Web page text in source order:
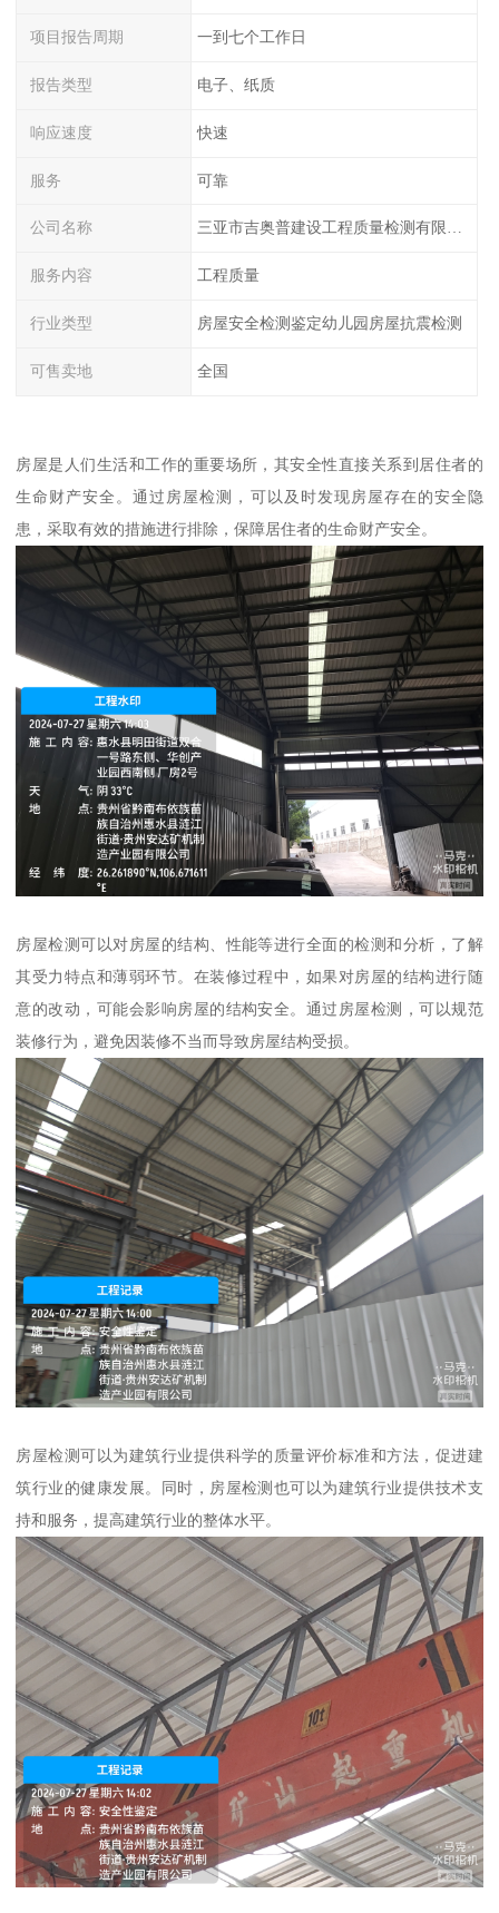
项目报告周期 一到七个工作日
报告类型 电子、纸质
响应速度 快速
服务 可靠
公司名称 三亚市吉奥普建设工程质量检测有限公司陕西分公司
服务内容 工程质量
行业类型 房屋安全检测鉴定幼儿园房屋抗震检测
可售卖地 全国
房屋是人们生活和工作的重要场所，其安全性直接关系到居住者的
生命财产安全。通过房屋检测，可以及时发现房屋存在的安全隐
患，采取有效的措施进行排除，保障居住者的生命财产安全。
房屋检测可以对房屋的结构、性能等进行全面的检测和分析，了解
其受力特点和薄弱环节。在装修过程中，如果对房屋的结构进行随
意的改动，可能会影响房屋的结构安全。通过房屋检测，可以规范
装修行为，避免因装修不当而导致房屋结构受损。
房屋检测可以为建筑行业提供科学的质量评价标准和方法，促进建
筑行业的健康发展。同时，房屋检测也可以为建筑行业提供技术支
持和服务，提高建筑行业的整体水平。